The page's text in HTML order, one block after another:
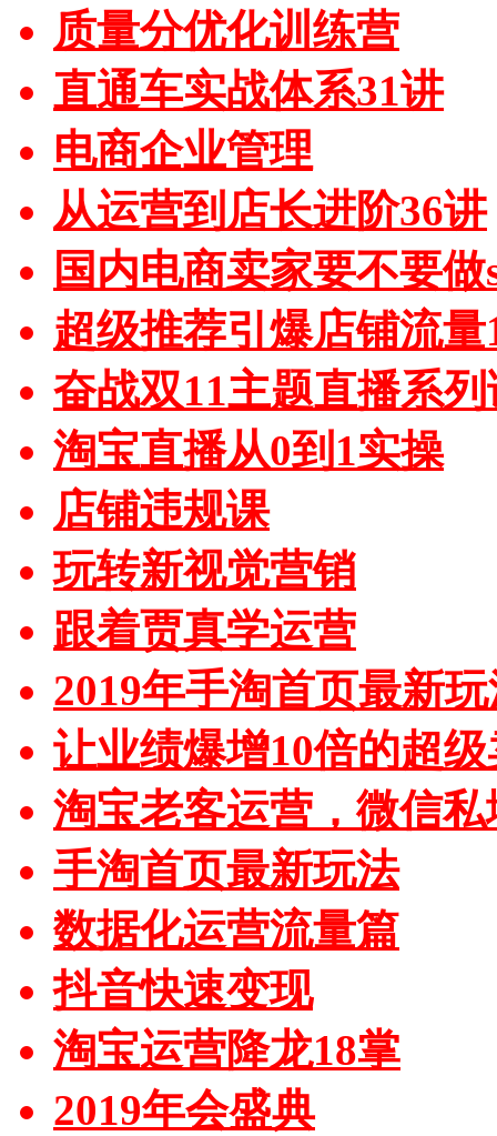
质量分优化训练营
直通车实战体系31讲
电商企业管理
从运营到店长进阶36讲
国内电商卖家要不要做
超级推荐引爆店铺流量
奋战双11主题直播系列
淘宝直播从0到1实操
店铺违规课
玩转新视觉营销
跟着贾真学运营
2019年手淘首页最新
让业绩爆增10倍的超
淘宝老客运营，微信私
手淘首页最新玩法
数据化运营流量篇
抖音快速变现
淘宝运营降龙18掌
2019年会盛典